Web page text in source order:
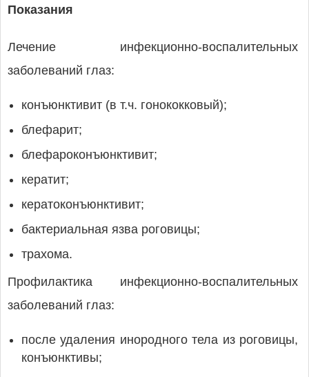
Показания
Лечение инфекционно-воспалительных
заболеваний глаз:
конъюнктивит (в т.ч. гонококковый);
блефарит;
блефароконъюнктивит;
кератит;
кератоконъюнктивит;
бактериальная язва роговицы;
трахома.
Профилактика инфекционно-воспалительных
заболеваний глаз:
после удаления инородного тела из роговицы,
конъюнктивы;